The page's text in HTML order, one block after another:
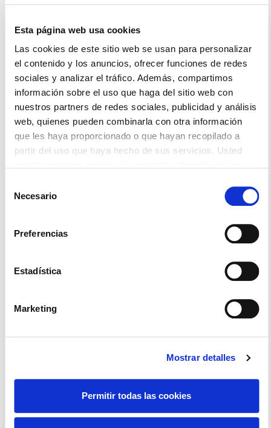
Esta página web usa cookies
Las cookies de este sitio web se usan para personalizar
el contenido y los anuncios, ofrecer funciones de redes
sociales y analizar el tráfico. Además, compartimos
información sobre el uso que haga del sitio web con
nuestros partners de redes sociales, publicidad y análisis
web, quienes pueden combinarla con otra información
que les haya proporcionado o que hayan recopilado a
partir del uso que haya hecho de sus servicios. Usted
Necesario
Preferencias
Estadística
Marketing
Mostrar detalles
Permitir todas las cookies
Empresas
Beneficios De Integrar La Telefonía
productividad y la atención al cliente La forma
Uncategorized